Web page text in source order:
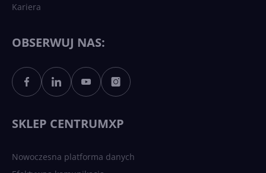
Sztuczna inteligencja po
polsku. Dość barier
Kariera
OBSERWUJ NAS:
SKLEP CENTRUMXP
Nowoczesna platforma danych